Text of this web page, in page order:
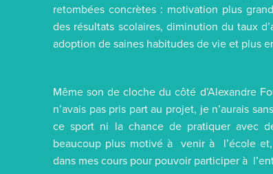
retombées concrètes : motivation plus
des résultats scolaires, diminution du taux
adoption de saines habitudes de vie et plus
Même son de cloche du côté d’Alexandre
n’avais pas pris part au projet, je n’aurais
ce sport ni la chance de pratiquer avec
beaucoup plus motivé à venir à l’école
dans mes cours pour pouvoir participer à